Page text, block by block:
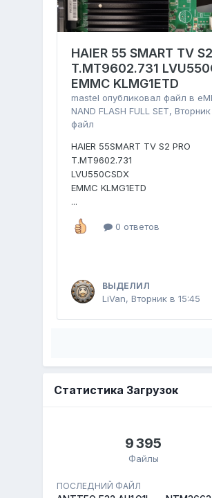
HAIER 55 SMART TV S2
T.MT9602.731
EMMC KLMG1ETD
mastel опубликовал файл в
NAND FLASH FULL SET,
файл
HAIER 55SMART TV S2 PRO
T.MT9602.731
LVU550CSDX
EMMC KLMG1ETD
...
0 ответов
ВЫДЕЛИЛ
LiVan,Вторник в 15:45
Статистика Загрузок
9 395
Файлы
ПОСЛЕДНИЙ ФАЙЛ